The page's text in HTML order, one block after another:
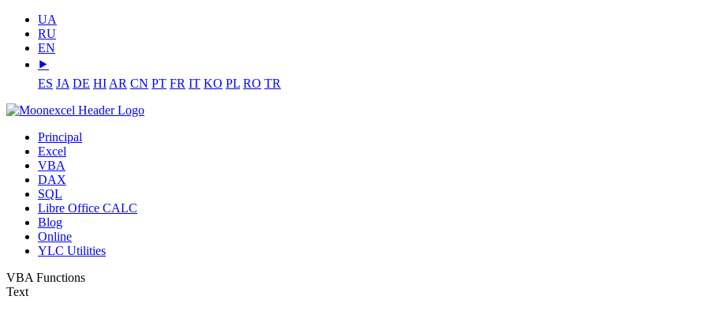
UA
RU
EN
⯈
ES JA DE HI AR CN PT FR IT KO PL RO TR
Principal
Excel
VBA
DAX
SQL
Libre Office CALC
Blog
Online
YLC Utilities
VBA Functions
Text